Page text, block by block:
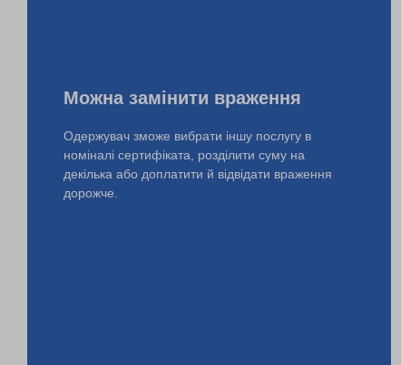
Можна замінити враження
Одержувач зможе вибрати іншу послугу в
номіналі сертифіката, розділити суму на
декілька або доплатити й відвідати враження
дорожче.